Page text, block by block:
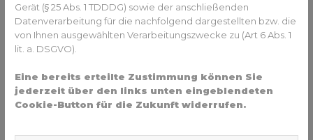
Zusammenfassend haben alle Berufe in der Elektrobranche
dasselbe Zielbild: Die Beschäftigung mit Strom. Wem das
wichtig ist, kann sich glücklich schätzen: In Deutschland
gibt es sehr viele Möglichkeiten, sich in der Branche zu
entfalten und zu spezialisieren. Dazu gehören mehr Berufe,
als man denkt: Auch Berufsbilder wie Informatiker und
Webdesigner würden ohne Elektronik nicht existieren.
dafür, wie Strom funktioniert: Lösungsorientiertes Arbeiten
Gerät (§ 25 Abs. 1 TDDDG) sowie der anschließenden
Datenverarbeitung für die nachfolgend dargestellten bzw. die
von Ihnen ausgewählten Verarbeitungszwecke zu (Art 6 Abs. 1
lit. a. DSGVO).
Eine bereits erteilte Zustimmung können Sie
jederzeit über den links unten eingeblendeten
Cookie-Button für die Zukunft widerrufen.